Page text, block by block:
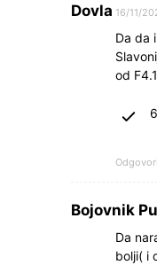
Dovla 16/11/
Da da
od
6
Odgovori
Bojovnik
Da
bolji( i